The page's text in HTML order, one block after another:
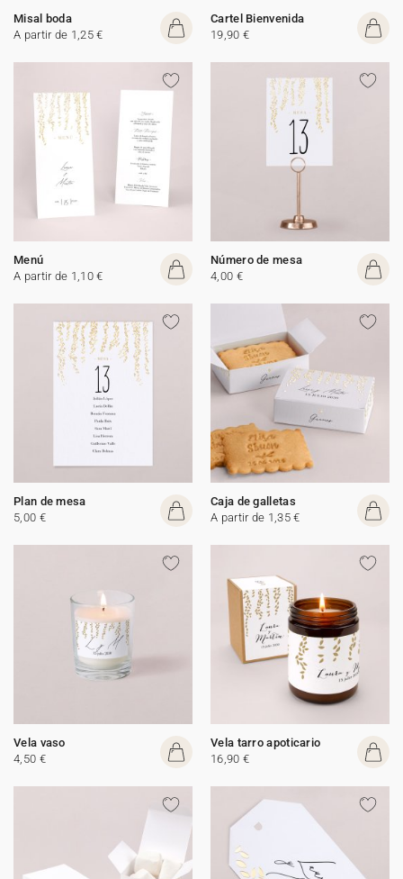
Misal boda
A partir de 1,25 €
Cartel Bienvenida
19,90 €
Menú
A partir de 1,10 €
Número de mesa
4,00 €
Plan de mesa
5,00 €
Caja de galletas
A partir de 1,35 €
Vela vaso
4,50 €
Vela tarro apoticario
16,90 €